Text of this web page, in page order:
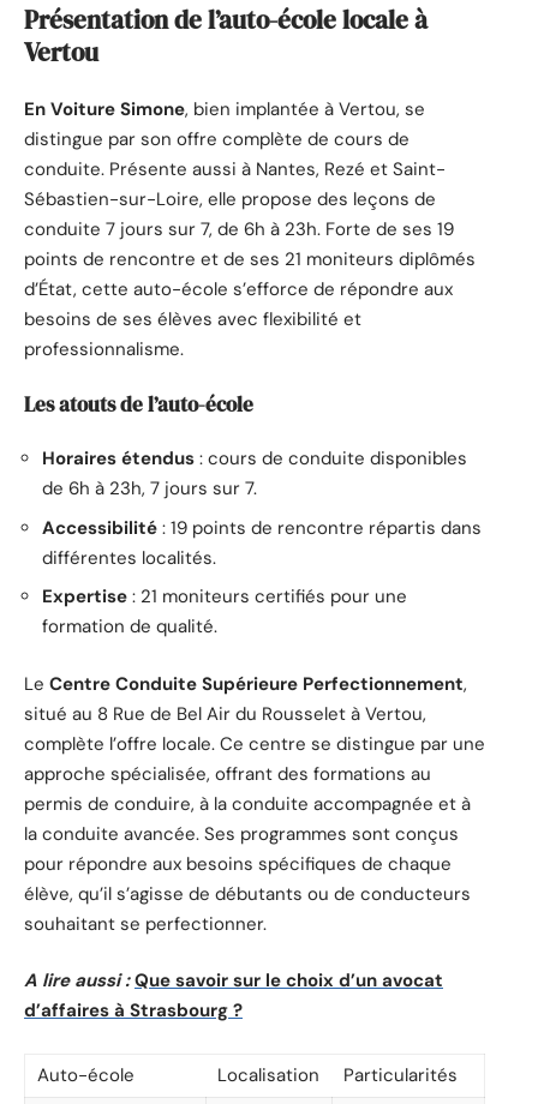
Présentation de l’auto-école locale à
Vertou
En Voiture Simone, bien implantée à Vertou, se
distingue par son offre complète de cours de
conduite. Présente aussi à Nantes, Rezé et Saint-
Sébastien-sur-Loire, elle propose des leçons de
conduite 7 jours sur 7, de 6h à 23h. Forte de ses 19
points de rencontre et de ses 21 moniteurs diplômés
d’État, cette auto-école s’efforce de répondre aux
besoins de ses élèves avec flexibilité et
professionnalisme.
Les atouts de l’auto-école
Horaires étendus : cours de conduite disponibles
de 6h à 23h, 7 jours sur 7.
Accessibilité : 19 points de rencontre répartis dans
différentes localités.
Expertise : 21 moniteurs certifiés pour une
formation de qualité.
Le Centre Conduite Supérieure Perfectionnement,
situé au 8 Rue de Bel Air du Rousselet à Vertou,
complète l’offre locale. Ce centre se distingue par une
approche spécialisée, offrant des formations au
permis de conduire, à la conduite accompagnée et à
la conduite avancée. Ses programmes sont conçus
pour répondre aux besoins spécifiques de chaque
élève, qu’il s’agisse de débutants ou de conducteurs
souhaitant se perfectionner.
A lire aussi : Que savoir sur le choix d’un avocat
d’affaires à Strasbourg ?
Auto-école Localisation Particularités